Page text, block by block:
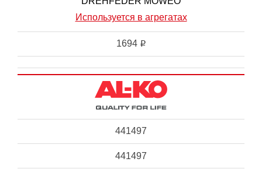
Используется в агрегатах
1694 i
441497
441497